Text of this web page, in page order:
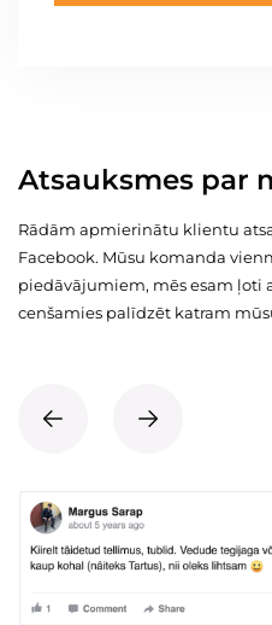
Atsauksmes par
Rādām apmierinātu klientu
Facebook. Mūsu komanda
piedāvājumiem, mēs esam ļoti
cenšamies palīdzēt katram